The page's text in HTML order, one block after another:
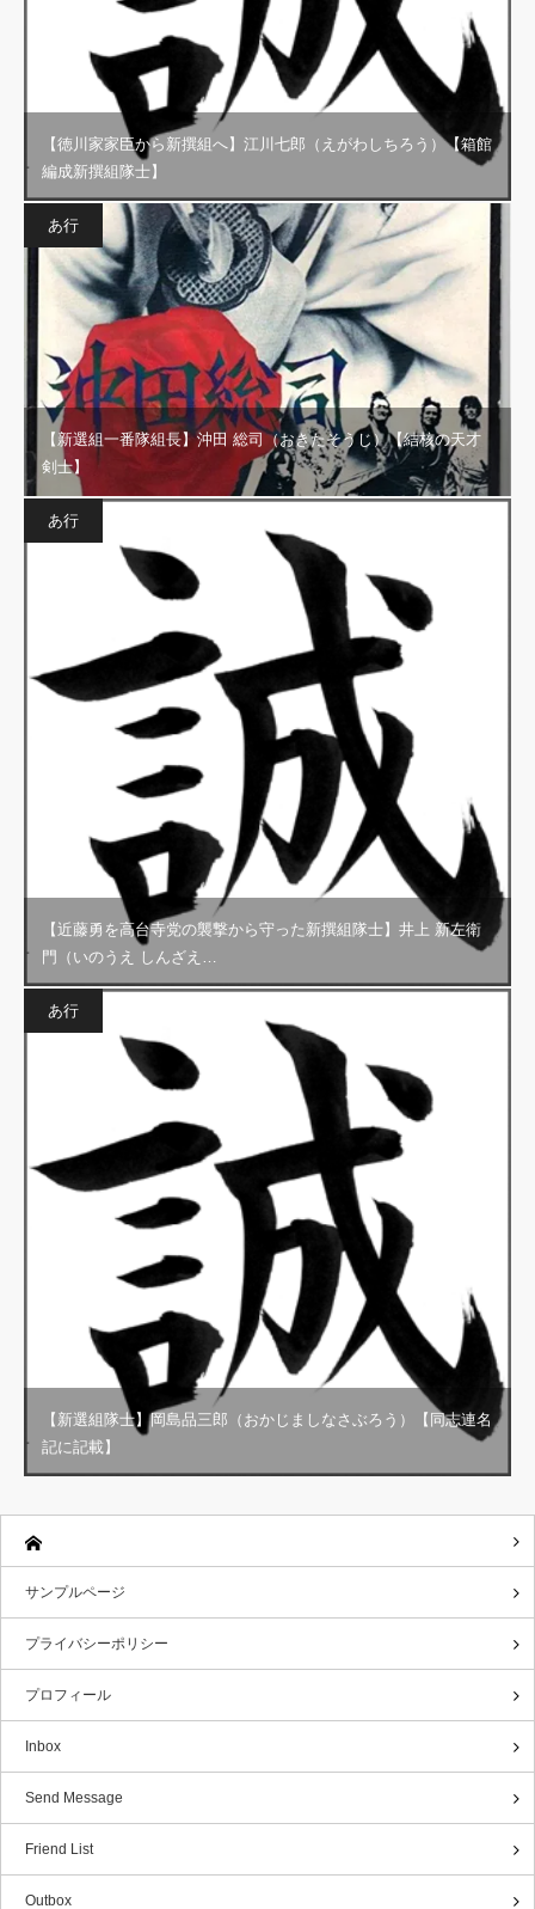
【徳川家家臣から新撰組へ】江川七郎（えがわしちろう）【箱館
編成新撰組隊士】
あ行
【新選組一番隊組長】沖田 総司（おきたそうじ）【結核の天才
剣士】
あ行
【近藤勇を高台寺党の襲撃から守った新撰組隊士】井上 新左衛
門（いのうえ しんざえ…
あ行
【新選組隊士】岡島品三郎（おかじましなさぶろう）【同志連名
記に記載】
サンプルページ
プライバシーポリシー
プロフィール
Inbox
Send Message
Friend List
Outbox